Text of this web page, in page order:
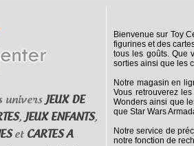
univers JEUX DE
, JEUX ENFANTS,
et CARTES A
Bienvenue sur Toy
figurines et des
tous les goûts. Que
sorties ainsi que les
Notre magasin en
Vous retrouverez
Wonders ainsi que
que Star Wars
Notre service de
notre fonction de